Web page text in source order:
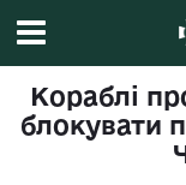
Кораблі
блокувати